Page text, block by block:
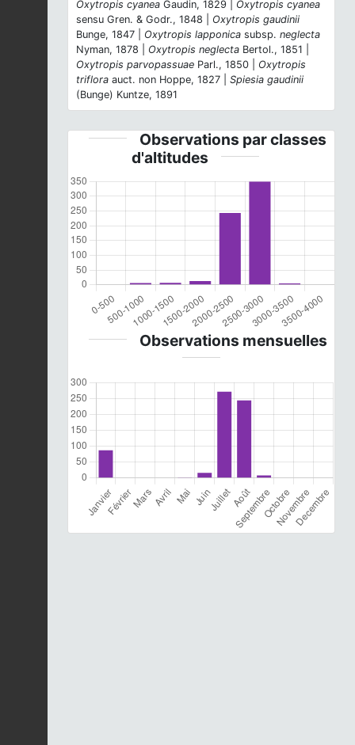
Oxytropis cyanea Gaudin, 1829 | Oxytropis cyanea
sensu Gren. & Godr., 1848 | Oxytropis gaudinii
Bunge, 1847 | Oxytropis lapponica subsp. neglecta
Nyman, 1878 | Oxytropis neglecta Bertol., 1851 |
Oxytropis parvopassuae Parl., 1850 | Oxytropis
triflora auct. non Hoppe, 1827 | Spiesia gaudinii
(Bunge) Kuntze, 1891
Observations par classes
d'altitudes
Observations mensuelles